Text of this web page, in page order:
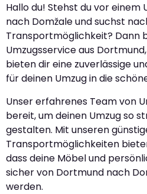
Hallo du! Stehst du vor einem
nach Domžale und suchst
Transportmöglichkeit? Dann
Umzugsservice aus
bieten dir eine zuverlässige
für deinen Umzug in die
Unser erfahrenes Team von
bereit, um deinen Umzug so
gestalten. Mit unseren
Transportmöglichkeiten
dass deine Möbel und
sicher von Dortmund nach
werden.